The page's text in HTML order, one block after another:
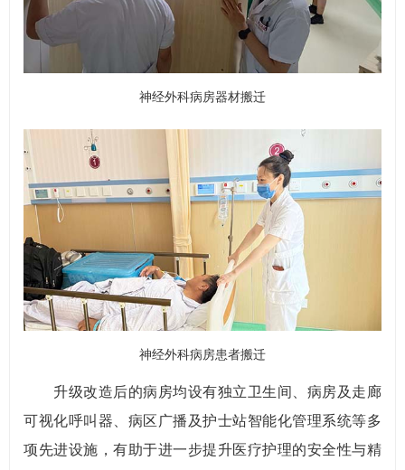
神经外科病房器材搬迁
神经外科病房患者搬迁
升级改造后的病房均设有独立卫生间、病房及走廊
可视化呼叫器、病区广播及护士站智能化管理系统等多
项先进设施，有助于进一步提升医疗护理的安全性与精